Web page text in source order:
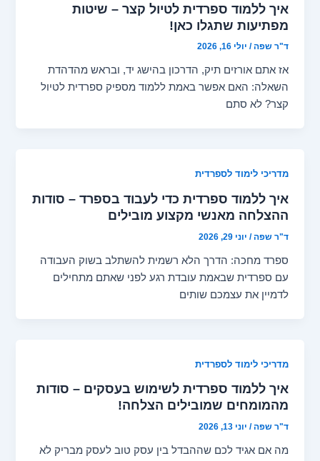
איך ללמוד ספרדית לטיול קצר – שיטות
מפתיעות שתגלו כאן!
ד"ר שפה/ יולי 16, 2026
אז אתם אורזים תיק, הדרכון בהישג יד, ובראש מהדהדת
השאלה: האם אפשר באמת ללמוד מספיק ספרדית לטיול
קצר? לא סתם
מדריכי לימוד לספרדית
איך ללמוד ספרדית כדי לעבוד בספרד – סודות
ההצלחה מאנשי מקצוע מובילים
ד"ר שפה/ יוני 29, 2026
ספרד מחכה: הדרך הלא רשמית להשתלב בשוק העבודה
עם ספרדית שבאמת עובדת רגע לפני שאתם מתחילים
לדמיין את עצמכם שותים
מדריכי לימוד לספרדית
איך ללמוד ספרדית לשימוש בעסקים – סודות
מהמומחים שמובילים הצלחה!
ד"ר שפה/ יוני 13, 2026
מה אם אגיד לכם שההבדל בין עסק טוב לעסק מבריק לא